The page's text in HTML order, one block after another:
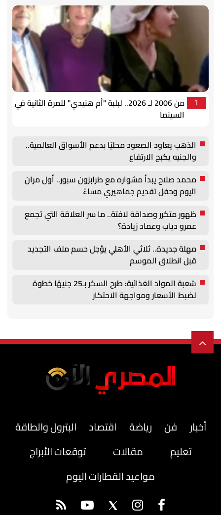
1
من 2006 لـ 2026.. لبلبة "أم هنيدي" للمرة الثانية في
السينما
الذهب يعاود الصعود محليًا بدعم الأسواق العالمية..
والجنيه يكبح الارتفاع
محمد صلاح يبدأ مشواره مع طرابزون سبور.. أول مران
اليوم وحفل تقديم جماهيري مساءً
ظهور متكرر وصداقة لافتة.. ما سر العلاقة التي تجمع
عمرو دياب وعماد زيادة؟
مهلة جديدة.. ثلاثي الأهلي يؤجل حسم ملف التجديد
قبل انطلاق الموسم
شعبة المواد الغذائية: طرح السكر بـ25 جنيهًا خطوة
لضبط الأسعار ومواجهة الاحتكار
أخبار فن رياضة اقتصاد
البترول والطاقة
تعليم
مقالات
توقعات الأبراج
مواعيد القطارات اليوم